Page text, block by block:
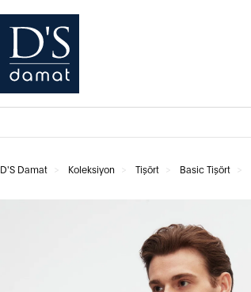
D'S Damat Koleksiyon Tişört Basic Tişört